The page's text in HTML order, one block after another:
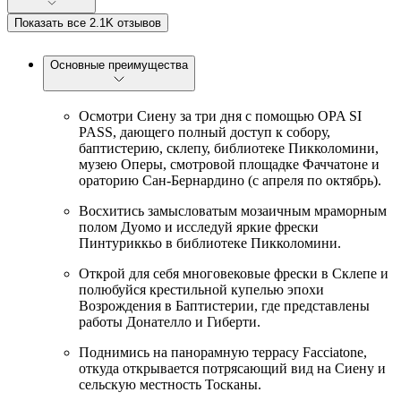
Показать все 2.1K отзывов
Основные преимущества
Осмотри Сиену за три дня с помощью OPA SI
PASS, дающего полный доступ к собору,
баптистерию, склепу, библиотеке Пикколомини,
музею Оперы, смотровой площадке Фаччатоне и
ораторию Сан-Бернардино (с апреля по октябрь).
Восхитись замысловатым мозаичным мраморным
полом Дуомо и исследуй яркие фрески
Пинтуриккьо в библиотеке Пикколомини.
Открой для себя многовековые фрески в Склепе и
полюбуйся крестильной купелью эпохи
Возрождения в Баптистерии, где представлены
работы Донателло и Гиберти.
Поднимись на панорамную террасу Facciatone,
откуда открывается потрясающий вид на Сиену и
сельскую местность Тосканы.